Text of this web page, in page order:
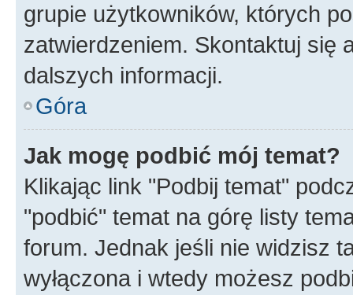
grupie użytkowników, których
zatwierdzeniem. Skontaktuj się
dalszych informacji.
Góra
Jak mogę podbić mój temat?
Klikając link "Podbij temat"
"podbić" temat na górę listy
forum. Jednak jeśli nie widzisz
wyłączona i wtedy możesz